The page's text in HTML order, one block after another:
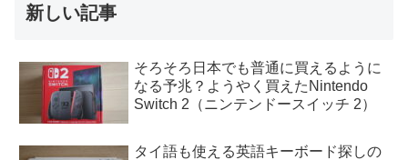
新しい記事
そろそろ日本でも普通に買えるように
なる予兆？ようやく買えたNintendo
Switch 2（ニンテンドースイッチ 2）
タイ語も使える英語キーボード探しの